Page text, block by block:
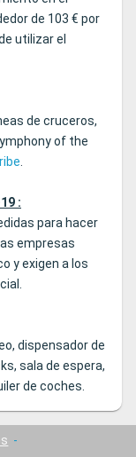
de 103 € por
utilizar el
de cruceros,
of the
.
:
para hacer
empresas
y exigen a los
dispensador de
sala de espera,
de coches.